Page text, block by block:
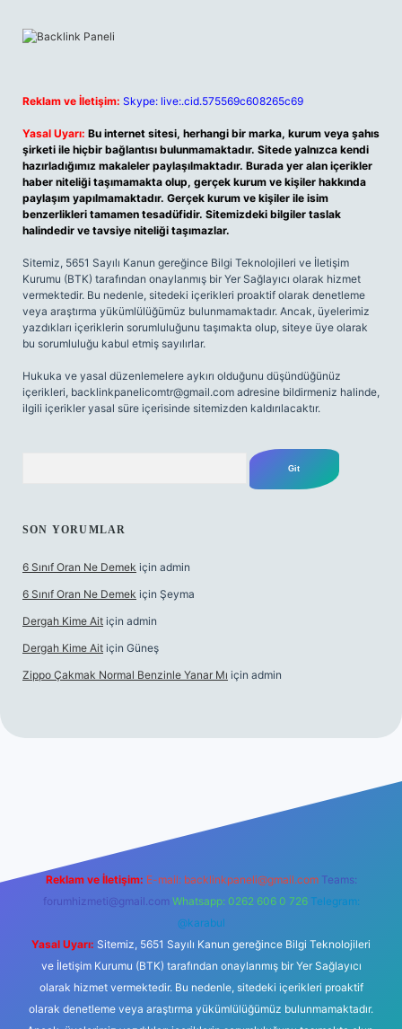
Reklam ve İletişim: Skype: live:.cid.575569c608265c69
Yasal Uyarı: Bu internet sitesi, herhangi bir marka, kurum veya şahıs
şirketi ile hiçbir bağlantısı bulunmamaktadır. Sitede yalnızca kendi
hazırladığımız makaleler paylaşılmaktadır. Burada yer alan içerikler
haber niteliği taşımamakta olup, gerçek kurum ve kişiler hakkında
paylaşım yapılmamaktadır. Gerçek kurum ve kişiler ile isim
benzerlikleri tamamen tesadüfidir. Sitemizdeki bilgiler taslak
halindedir ve tavsiye niteliği taşımazlar.
Sitemiz, 5651 Sayılı Kanun gereğince Bilgi Teknolojileri ve İletişim
Kurumu (BTK) tarafından onaylanmış bir Yer Sağlayıcı olarak hizmet
vermektedir. Bu nedenle, sitedeki içerikleri proaktif olarak denetleme
veya araştırma yükümlülüğümüz bulunmamaktadır. Ancak, üyelerimiz
yazdıkları içeriklerin sorumluluğunu taşımakta olup, siteye üye olarak
bu sorumluluğu kabul etmiş sayılırlar.
Hukuka ve yasal düzenlemelere aykırı olduğunu düşündüğünüz
içerikleri, backlinkpanelicomtr@gmail.com adresine bildirmeniz halinde,
ilgili içerikler yasal süre içerisinde sitemizden kaldırılacaktır.
SON YORUMLAR
6 Sınıf Oran Ne Demek için admin
6 Sınıf Oran Ne Demek için Şeyma
Dergah Kime Ait için admin
Dergah Kime Ait için Güneş
Zippo Çakmak Normal Benzinle Yanar Mı için admin
Reklam ve İletişim: E-mail: backlinkpaneli@gmail.com Teams:
forumhizmeti@gmail.com Whatsapp: 0262 606 0 726 Telegram:
@karabul
Yasal Uyarı: Sitemiz, 5651 Sayılı Kanun gereğince Bilgi Teknolojileri
ve İletişim Kurumu (BTK) tarafından onaylanmış bir Yer Sağlayıcı
olarak hizmet vermektedir. Bu nedenle, sitedeki içerikleri proaktif
olarak denetleme veya araştırma yükümlülüğümüz bulunmamaktadır.